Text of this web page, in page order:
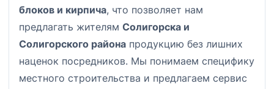
блоков и кирпича, что позволяет нам
предлагать жителям Солигорска и
Солигорского района продукцию без лишних
наценок посредников. Мы понимаем специфику
местного строительства и предлагаем сервис